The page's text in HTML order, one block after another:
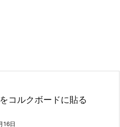
コルクボードに貼る
16日